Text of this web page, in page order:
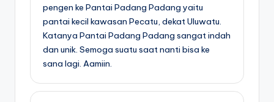
pengen ke Pantai Padang Padang yaitu
pantai kecil kawasan Pecatu, dekat Uluwatu.
Katanya Pantai Padang Padang sangat indah
dan unik. Semoga suatu saat nanti bisa ke
sana lagi. Aamiin.